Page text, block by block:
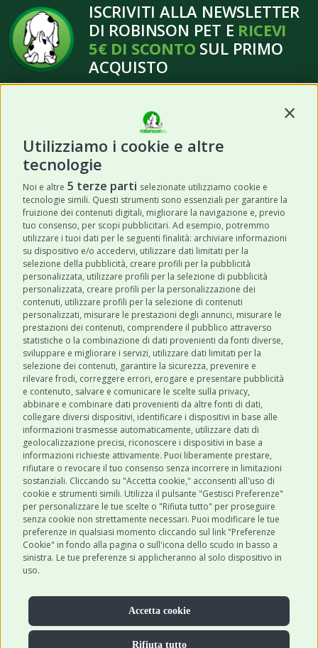
Utilizziamo i cookie e altre
tecnologie
Noi e altre 5 terze parti selezionate utilizziamo cookie e
tecnologie simili. Questi strumenti sono essenziali per garantire la
fruizione dei contenuti digitali, migliorare la navigazione e, previo
tuo consenso, per scopi pubblicitari. Ad esempio, potremmo
utilizzare i tuoi dati per le seguenti finalità: archiviare informazioni
su dispositivo e/o accedervi, utilizzare dati limitati per la
selezione della pubblicità, creare profili per la pubblicità
personalizzata, utilizzare profili per la selezione di pubblicità
personalizzata, creare profili per la personalizzazione dei
contenuti, utilizzare profili per la selezione di contenuti
personalizzati, misurare le prestazioni degli annunci, misurare le
prestazioni dei contenuti, comprendere il pubblico attraverso
statistiche o la combinazione di dati provenienti da fonti diverse,
sviluppare e migliorare i servizi, utilizzare dati limitati per la
selezione dei contenuti, garantire la sicurezza, prevenire e
rilevare frodi, correggere errori, erogare e presentare pubblicità
e contenuto, salvare e comunicare le scelte sulla privacy,
abbinare e combinare dati provenienti da altre fonti di dati,
collegare diversi dispositivi, identificare i dispositivi in base alle
informazioni trasmesse automaticamente, utilizzare dati di
geolocalizzazione precisi, riconoscere i dispositivi in base a
informazioni richieste attivamente. Puoi liberamente prestare,
rifiutare o revocare il tuo consenso senza incorrere in limitazioni
sostanziali. Cliccando su "Accetta cookie," acconsenti all'uso di
cookie e strumenti simili. Utilizza il pulsante "Gestisci Preferenze"
per personalizzare le tue scelte o "Rifiuta tutto" per proseguire
senza cookie non strettamente necessari. Puoi modificare le tue
preferenze in qualsiasi momento cliccando sul link "Preferenze
Cookie" in fondo alla pagina o sull'icona dello scudo in basso a
sinistra. Le tue preferenze si applicheranno al solo dispositivo in
uso.
Accetta cookie
Rifiuta tutto
ISCRIVITI ALLA NEWSLETTER
DI ROBINSON PET E RICEVI
5€ DI SCONTO SUL PRIMO
ACQUISTO
Acconsento a ricevere newsletter,
aggiornamenti e offerte promozionali da
Robinson Pet Shop tramite email.*
ULTIMI POST
CATEGORIE
SHOP ONLINE
CONTATTI
0543 096850
Contattaci